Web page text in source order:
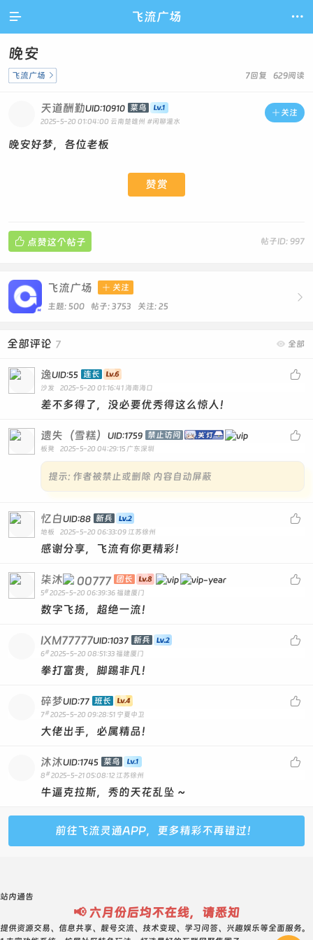
 飞流广场 
晚安
7回复 629阅读
飞流广场 
 关注
天道酬勤UID:10910 菜鸟
2025-5-20 01:04:00 云南楚雄州 #闲聊灌水
晚安好梦，各位老板
赞赏
帖子ID: 997
 点赞这个帖子

飞流广场  关注
主题: 500 帖子: 3753 关注: 25
 全部
全部评论 7

逸UID:55 连长
沙发 2025-5-20 01:16:41 海南海口
差不多得了，没必要优秀得这么惊人！

遗失（雪糕） UID:1759 禁止访问
板凳 2025-5-20 04:29:15 广东深圳
提示: 作者被禁止或删除 内容自动屏蔽

忆白UID:88 新兵
地板 2025-5-20 06:33:09 江苏徐州
感谢分享，飞流有你更精彩！

柒沐 00777 团长
5# 2025-5-20 06:39:36 福建厦门
数字飞扬，超绝一流！

IXM77777UID:1037 新兵
6# 2025-5-20 08:51:33 福建厦门
拳打富贵，脚踢非凡！

碎梦UID:77 班长
7# 2025-5-20 09:28:51 宁夏中卫
大佬出手，必属精品！

沐沐UID:1745 菜鸟
8 # 2025-5-21 05:08:12 江苏徐州
牛逼克拉斯，秀的天花乱坠 ~
前往飞流灵通APP，更多精彩不再错过！
站内通告
📢 六月份后均不在线，请悉知
提供资源交易、信息共享、靓号交流、技术变现、学习问答、兴趣娱乐等全面服务。